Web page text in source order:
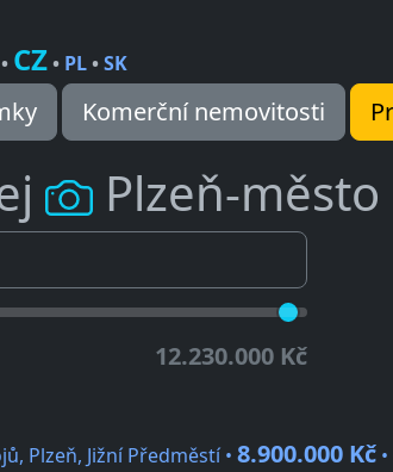
• CZ• PL•SK
Komerční nemovitosti
Plzeň-město
12.230.000 Kč
Plzeň, Jižní Předměstí • 8.900.000 Kč •